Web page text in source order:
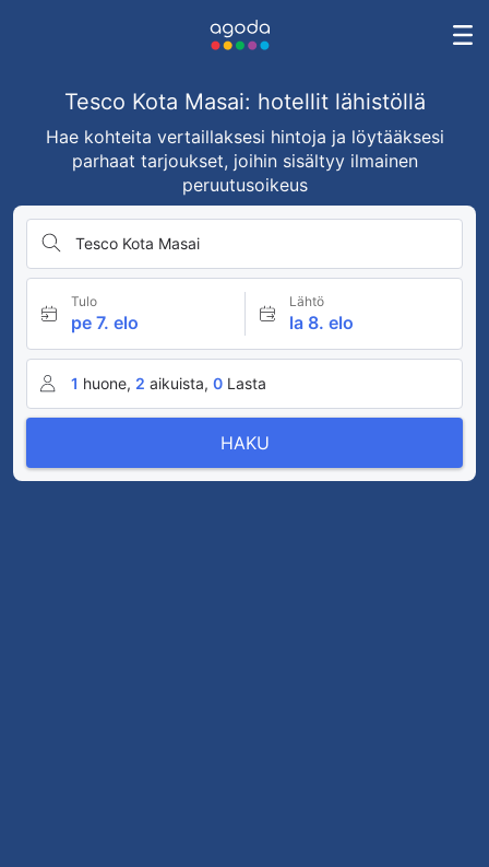
Tesco Kota Masai: hotellit lähistöllä
Hae kohteita vertaillaksesi hintoja ja löytääksesi
parhaat tarjoukset, joihin sisältyy ilmainen
peruutusoikeus
Tesco Kota Masai
Tulo
pe 7. elo
Lähtö
la 8. elo
1 huone, 2 aikuista, 0 Lasta
HAKU